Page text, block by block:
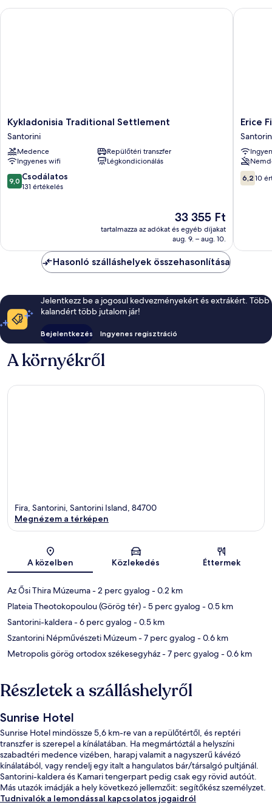
Kykladonisia
Traditional
Settlement
Santorini
Kykladonisia Traditional Settlement
Santorini
Medence
Repülőtéri transzfer
Ingyenes wifi
Légkondicionálás
9.0
ennyiből:
9,0 Csodálatos
131 értékelés
Az
ár
33 355 Ft
33 355 Ft
tartalmazza az adókat és egyéb díjakat
aug. 9. – aug. 10.
Kykladonisia Traditional Settlement
Erice
Fira
by
Erice
6.2
6,2 10
Erice
Hasonló szálláshelyek összehasonlítása
Jelentkezz be a jogosul kedvezményekért és extrákért. Több
kalandért több jutalom jár!
Bejelentkezés Ingyenes regisztráció
A környékről
Térkép
Fira, Santorini, Santorini Island, 84700
Megnézem a térképen
A közelben Közlekedés Éttermek
Az Ősi Thira Múzeuma- 2 perc gyalog - 0.2 km
Plateia Theotokopoulou (Görög tér)- 5 perc gyalog - 0.5 km
Santorini-kaldera- 6 perc gyalog - 0.5 km
Szantorini Népművészeti Múzeum- 7 perc gyalog - 0.6 km
Metropolis görög ortodox székesegyház- 7 perc gyalog - 0.6 km
Részletek a szálláshelyről
Sunrise Hotel
Sunrise Hotel mindössze 5,6 km-re van a repülőtértől, és reptéri
transzfer is szerepel a kínálatában. Ha megmártóztál a helyszíni
szabadtéri medence vizében, harapj valamit a nagyszerű kávézó
kínálatából, vagy rendelj egy italt a hangulatos bár/társalgó pultjánál.
Santorini-kaldera és Kamari tengerpart pedig csak egy rövid autóút.
Más utazók imádják a hely következó jellemzőit: segítőkész személyzet.
Tudnivalók a lemondással kapcsolatos jogaidról